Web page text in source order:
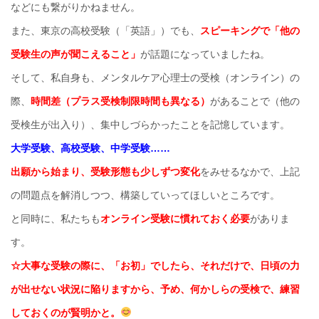
などにも繋がりかねません。
また、東京の高校受験（「英語」）でも、 スピーキングで「他の
受験生の声が聞こえること」 が話題になっていましたね。
そして、私自身も、メンタルケア心理士の受検（オンライン）の
際、 時間差（プラス受検制限時間も異なる） があることで（他の
受検生が出入り）、集中しづらかったことを記憶しています。
大学受験、高校受験、中学受験……
出願から始まり、受験形態も少しずつ変化をみせるなかで、上記
の問題点を解消しつつ、構築していってほしいところです。
と同時に、私たちもオンライン受験に慣れておく必要がありま
す。
☆大事な受験の際に、「お初」でしたら、それだけで、日頃の力
が出せない状況に陥りますから、予め、何かしらの受検で、練習
しておくのが賢明かと。